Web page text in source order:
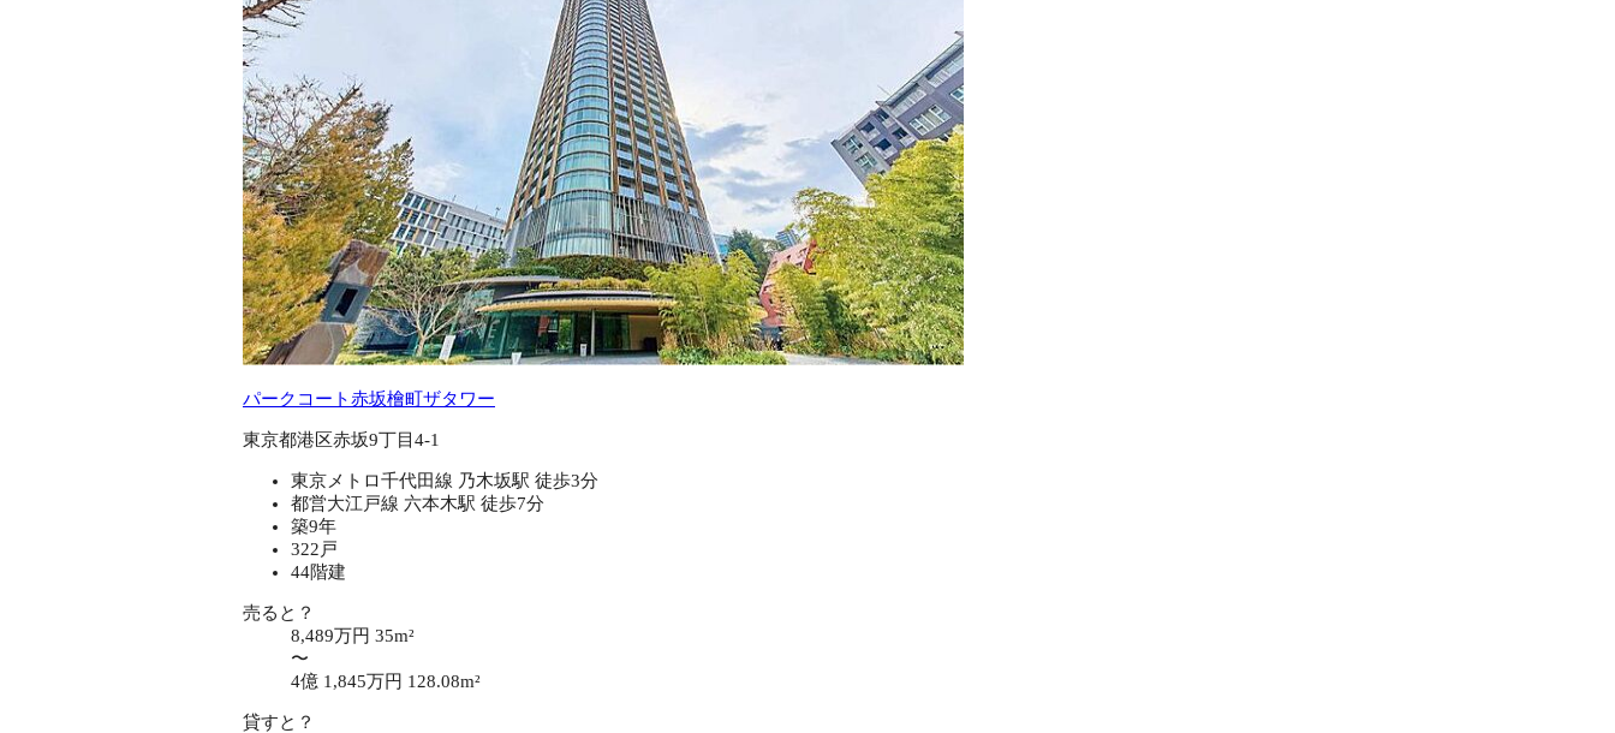
パークコート赤坂檜町ザタワー
東京都港区赤坂9丁目4-1
東京メトロ千代田線 乃木坂駅 徒歩3分
都営大江戸線 六本木駅 徒歩7分
築9年
322戸
44階建
売ると？
8,489万円 35m²
〜
4億 1,845万円 128.08m²
貸すと？